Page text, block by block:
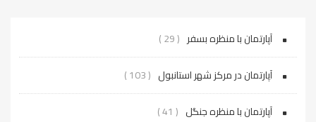
آپارتمان با منظره بسفر ( 29 )
آپارتمان در مرکز شهر استانبول ( 103 )
آپارتمان با منظره جنگل ( 41 )